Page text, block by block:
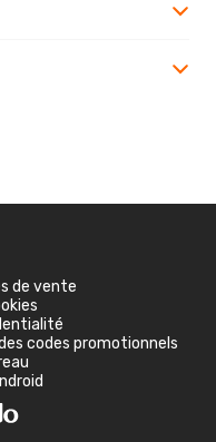
de vente
codes promotionnels